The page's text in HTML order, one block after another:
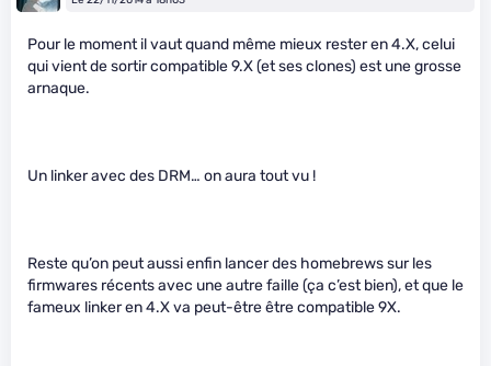
Pour le moment il vaut quand même mieux rester en 4.X, celui
qui vient de sortir compatible 9.X (et ses clones) est une grosse
arnaque.
Un linker avec des DRM… on aura tout vu !
Reste qu’on peut aussi enfin lancer des homebrews sur les
firmwares récents avec une autre faille (ça c’est bien), et que le
fameux linker en 4.X va peut-être être compatible 9X.